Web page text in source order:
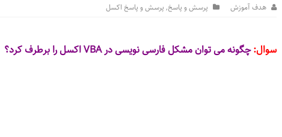
هدف آموزش پرسش و پاسخ,پرسش و پاسخ اکسل
سوال:چگونه می توان مشکل فارسی نویسی در VBA اکسل را برطرف کرد؟